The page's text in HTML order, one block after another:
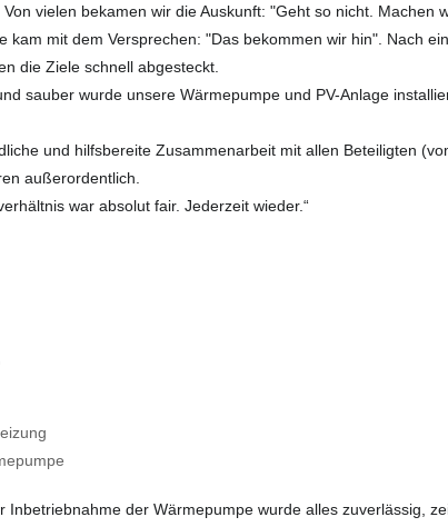
Von vielen bekamen wir die Auskunft: "Geht so nicht. Machen
kam mit dem Versprechen: "Das bekommen wir hin". Nach
die Ziele schnell abgesteckt.
sauber wurde unsere Wärmepumpe und PV-Anlage
und hilfsbereite Zusammenarbeit mit allen Beteiligten
außerordentlich.
war absolut fair. Jederzeit wieder.“
Inbetriebnahme der Wärmepumpe wurde alles zuverlässig,